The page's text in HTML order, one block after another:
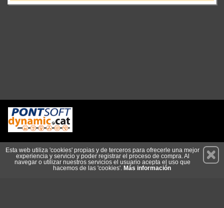
Suscríbete
Esta web utiliza 'cookies' propias y de terceros para ofrecerle una mejor
experiencia y servicio y poder registrar el proceso de compra. Al
navegar o utilizar nuestros servicios el usuario acepta el uso que
hacemos de las 'cookies'. Más información